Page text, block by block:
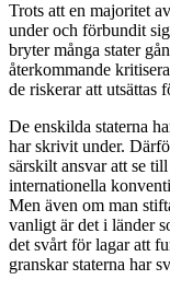
Trots att en majoritet
under och förbundit
bryter många stater
återkommande
de riskerar att utsättas
De enskilda staterna
har skrivit under.
särskilt ansvar att se
internationella
Men även om man
vanligt är det i länder
det svårt för lagar att
granskar staterna har